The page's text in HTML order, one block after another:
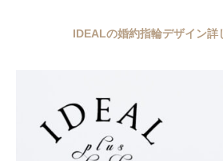
IDEALの婚約指輪デザイン詳